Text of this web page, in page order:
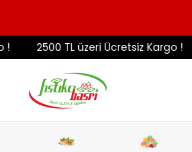
2500 TL üzeri Ücretsiz Kargo !